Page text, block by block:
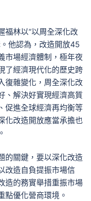
福林以“以周全深化改
他認為，改造開放45
市場經濟體制，極年夜
了經濟現代化的歷史跨
復雜變化，周全深化改
、解決好實現經濟高質
促進全球經濟再均衡等
化改造開放應當承擔也
的關鍵，要以深化改造
改造自負提振市場信
造的務實舉措重振市場
點優化營商環境。